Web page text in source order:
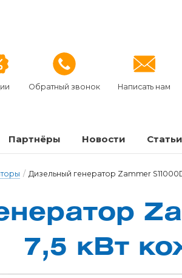
Обратный звонок Написать нам
Партнёры Новости Статьи
/ Дизельный генератор Zammer
7,5 кВт